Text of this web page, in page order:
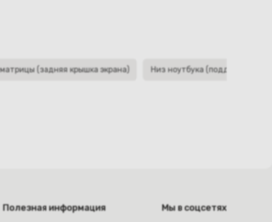
(задняя крышка экрана) Низ ноутбука (поддон,
Полезная информация Мы в соцсетях